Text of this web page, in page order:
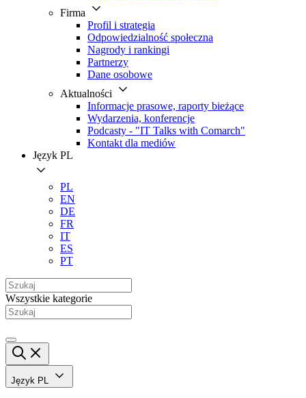
Firma
Profil i strategia
Odpowiedzialność społeczna
Nagrody i rankingi
Partnerzy
Dane osobowe
Aktualności
Informacje prasowe, raporty bieżące
Wydarzenia, konferencje
Podcasty - "IT Talks with Comarch"
Kontakt dla mediów
Język PL
PL
EN
DE
FR
IT
ES
PT
Wszystkie kategorie
Język PL